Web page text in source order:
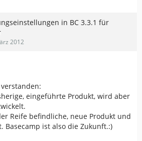
in BC 3.3.1 für
2012
eingeführte Produkt, wird aber
Reife befindliche, neue Produkt und
Basecamp ist also die Zukunft.:)